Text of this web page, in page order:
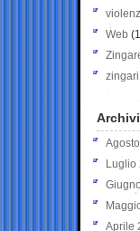
Web
zingari
Archivi
Luglio
Aprile